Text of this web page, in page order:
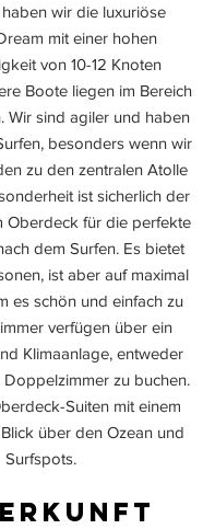
wir die luxuriöse
mit einer hohen
von 10-12 Knoten
Boote liegen im Bereich
Wir sind agiler und haben
besonders wenn wir
zu den zentralen Atolle
ist sicherlich der
Oberdeck für die perfekte
dem Surfen. Es bietet
ist aber auf maximal
es schön und einfach zu
verfügen über ein
Klimaanlage, entweder
zu buchen.
Suiten mit einem
über den Ozean und
Surfspots.